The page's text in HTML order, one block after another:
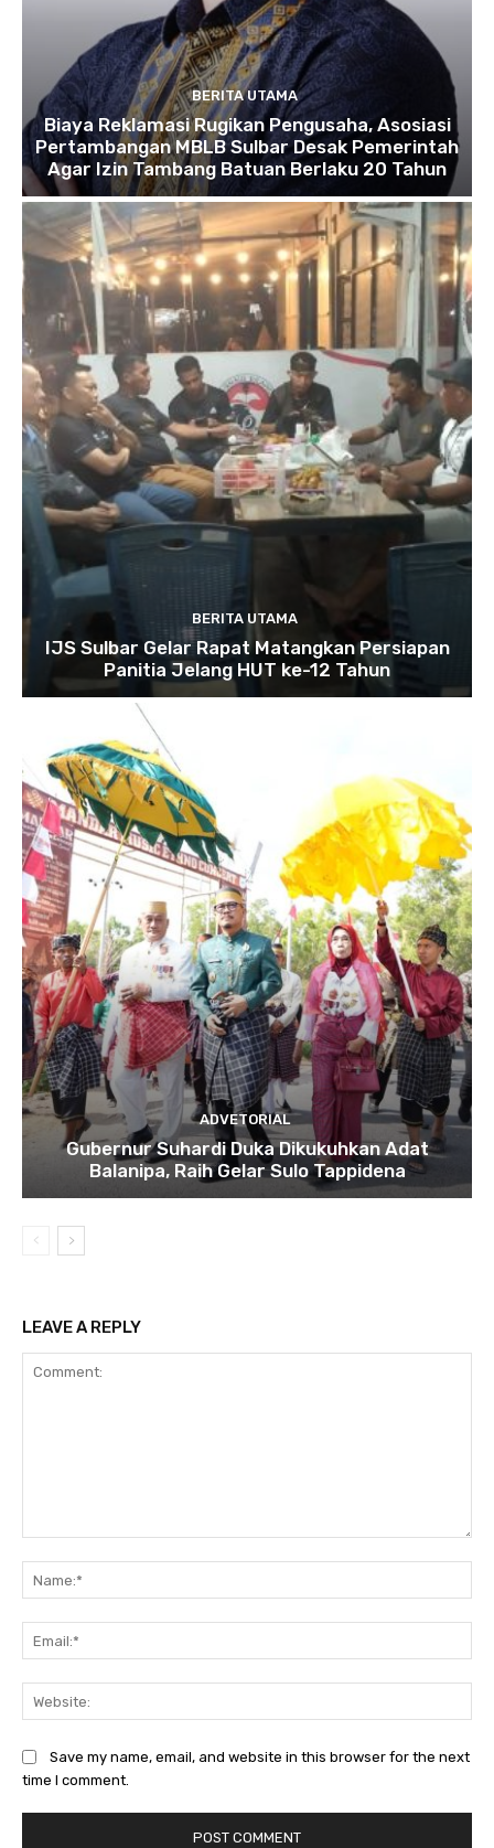
BERITA UTAMA
Biaya Reklamasi Rugikan Pengusaha, Asosiasi
Pertambangan MBLB Sulbar Desak Pemerintah
Agar Izin Tambang Batuan Berlaku 20 Tahun
BERITA UTAMA
IJS Sulbar Gelar Rapat Matangkan Persiapan
Panitia Jelang HUT ke-12 Tahun
ADVETORIAL
Gubernur Suhardi Duka Dikukuhkan Adat
Balanipa, Raih Gelar Sulo Tappidena
LEAVE A REPLY
Save my name, email, and website in this browser for the next
time I comment.